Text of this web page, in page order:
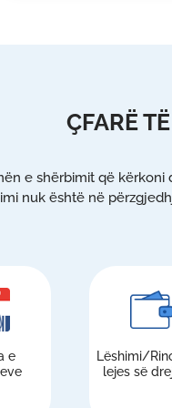
ÇFARË
e shërbimit që kërkoni
nuk është në
e
Lëshimi/
lejes së